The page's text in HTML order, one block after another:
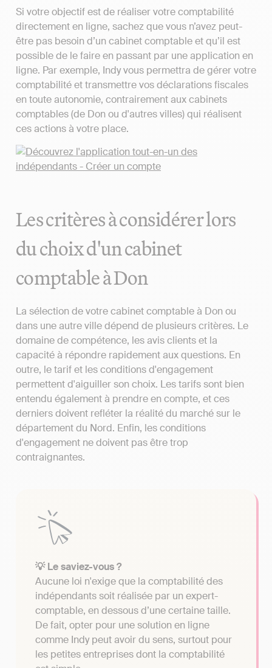
Si votre objectif est de réaliser votre comptabilité
directement en ligne, sachez que vous n’avez peut-
être pas besoin d’un cabinet comptable et qu’il est
possible de le faire en passant par une application en
ligne. Par exemple, Indy vous permettra de gérer votre
comptabilité et transmettre vos déclarations fiscales
en toute autonomie, contrairement aux cabinets
comptables (de Don ou d'autres villes) qui réalisent
ces actions à votre place.
Les critères à considérer lors
du choix d'un cabinet
comptable à Don
La sélection de votre cabinet comptable à Don ou
dans une autre ville dépend de plusieurs critères. Le
domaine de compétence, les avis clients et la
capacité à répondre rapidement aux questions. En
outre, le tarif et les conditions d'engagement
permettent d'aiguiller son choix. Les tarifs sont bien
entendu également à prendre en compte, et ces
derniers doivent refléter la réalité du marché sur le
département du Nord. Enfin, les conditions
d'engagement ne doivent pas être trop
contraignantes.
💡 Le saviez-vous ?
Aucune loi n'exige que la comptabilité des
indépendants soit réalisée par un expert-
comptable, en dessous d’une certaine taille.
De fait, opter pour une solution en ligne
comme Indy peut avoir du sens, surtout pour
les petites entreprises dont la comptabilité